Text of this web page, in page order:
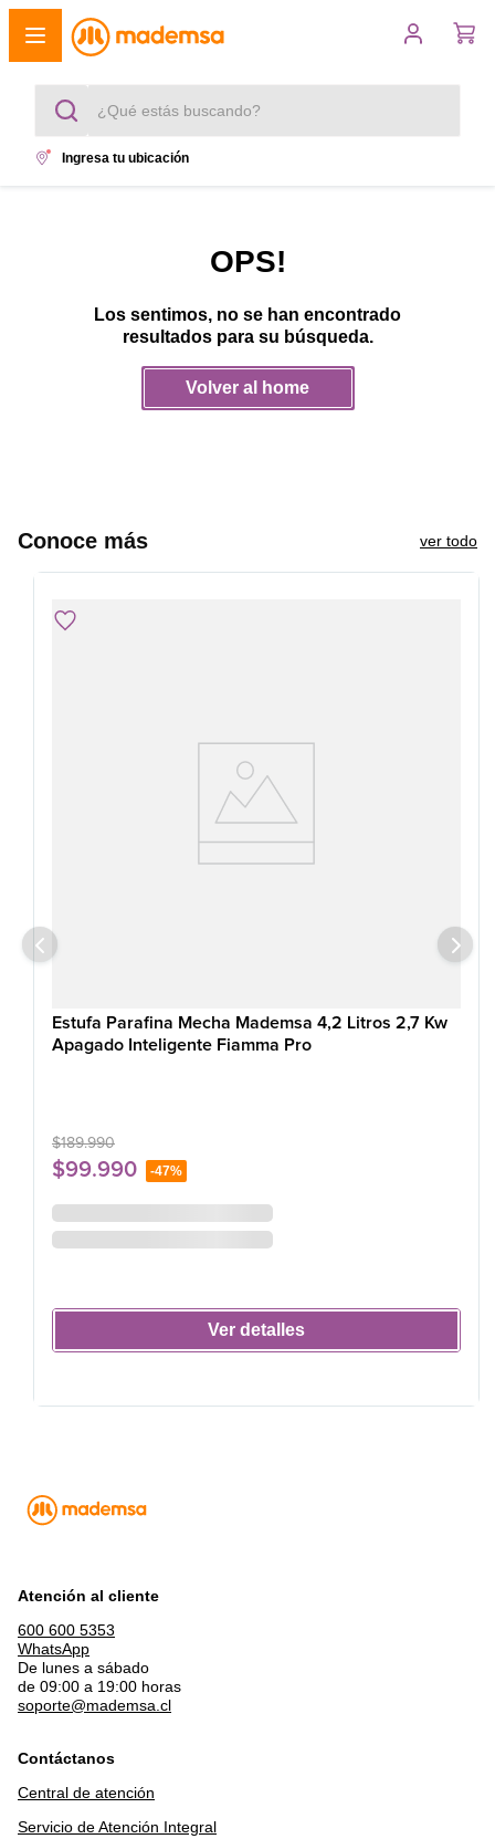
¿Qué estás buscando?
refrigerador
Ingresa tu ubicación
OPS!
Los sentimos, no se han encontrado
resultados para su búsqueda.
Volver al home
Conoce más ver todo
Estufa Parafina Mecha Mademsa 4,2 Litros 2,7 Kw
Apagado Inteligente Fiamma Pro
$189.990
$99.990 -47%
Ver detalles
Atención al cliente
600 600 5353
WhatsApp
De lunes a sábado
de 09:00 a 19:00 horas
soporte@mademsa.cl
Contáctanos
Central de atención
Servicio de Atención Integral